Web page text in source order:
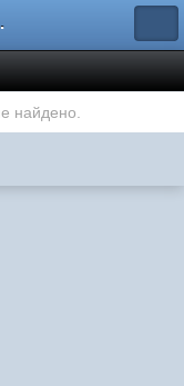
найдено.